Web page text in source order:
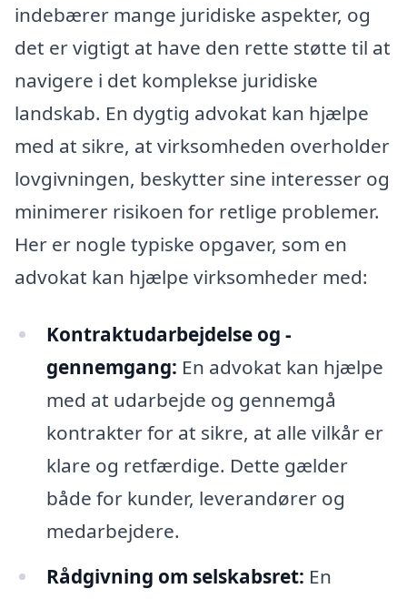
indebærer mange juridiske aspekter, og
det er vigtigt at have den rette støtte til at
navigere i det komplekse juridiske
landskab. En dygtig advokat kan hjælpe
med at sikre, at virksomheden overholder
lovgivningen, beskytter sine interesser og
minimerer risikoen for retlige problemer.
Her er nogle typiske opgaver, som en
advokat kan hjælpe virksomheder med:
Kontraktudarbejdelse og -
gennemgang: En advokat kan hjælpe
med at udarbejde og gennemgå
kontrakter for at sikre, at alle vilkår er
klare og retfærdige. Dette gælder
både for kunder, leverandører og
medarbejdere.
Rådgivning om selskabsret: En